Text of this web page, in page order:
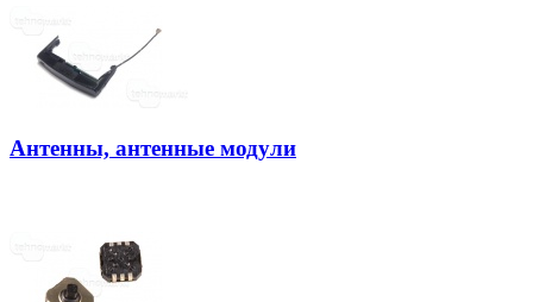
Антенны, антенные модули